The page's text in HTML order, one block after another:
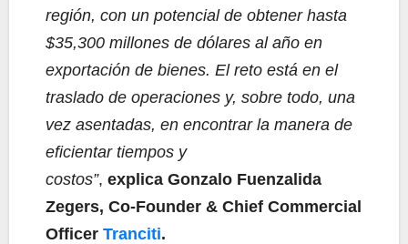
región, con un potencial de obtener hasta
$35,300 millones de dólares al año en
exportación de bienes. El reto está en el
traslado de operaciones y, sobre todo, una
vez asentadas, en encontrar la manera de
eficientar tiempos y
costos”, explica Gonzalo Fuenzalida
Zegers, Co-Founder & Chief Commercial
Officer Tranciti.